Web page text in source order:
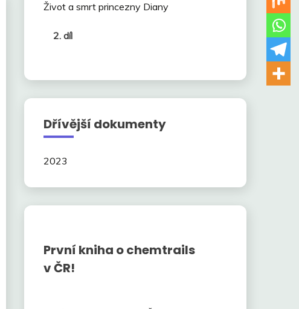
Život a smrt princezny Diany
2. díl
Dřívější dokumenty
2023
První kniha o chemtrails
v ČR!